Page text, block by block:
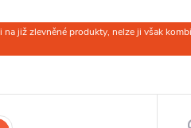
již zlevněné produkty, nelze ji však